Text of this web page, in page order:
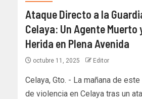
Ataque Directo a la
Celaya: Un Agente Muerto
Herida en Plena Avenida
octubre 11, 2025 Editor
Celaya, Gto. - La mañana de
de violencia en Celaya tras un